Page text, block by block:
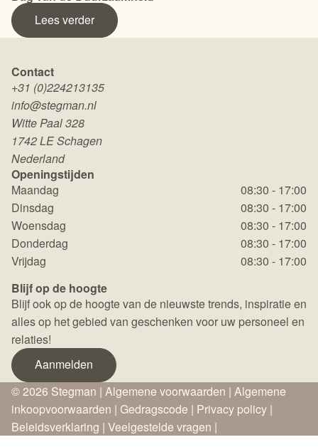
Lees verder
Contact
+31 (0)224213135
info@stegman.nl
Witte Paal 328
1742 LE Schagen
Nederland
Openingstijden
Maandag
08:30 - 17:00
Dinsdag
08:30 - 17:00
Woensdag
08:30 - 17:00
Donderdag
08:30 - 17:00
Vrijdag
08:30 - 17:00
Blijf op de hoogte
Blijf ook op de hoogte van de nieuwste trends, inspiratie en
alles op het gebied van geschenken voor uw personeel en
relaties!
Aanmelden
© 2026 Stegman | Algemene voorwaarden | Algemene
inkoopvoorwaarden | Gedragscode | Privacy policy |
Beleidsverklaring | Veelgestelde vragen |